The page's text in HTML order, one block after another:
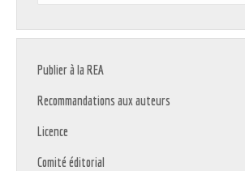
Publier à la REA
Recommandations aux auteurs
Licence
Comité éditorial